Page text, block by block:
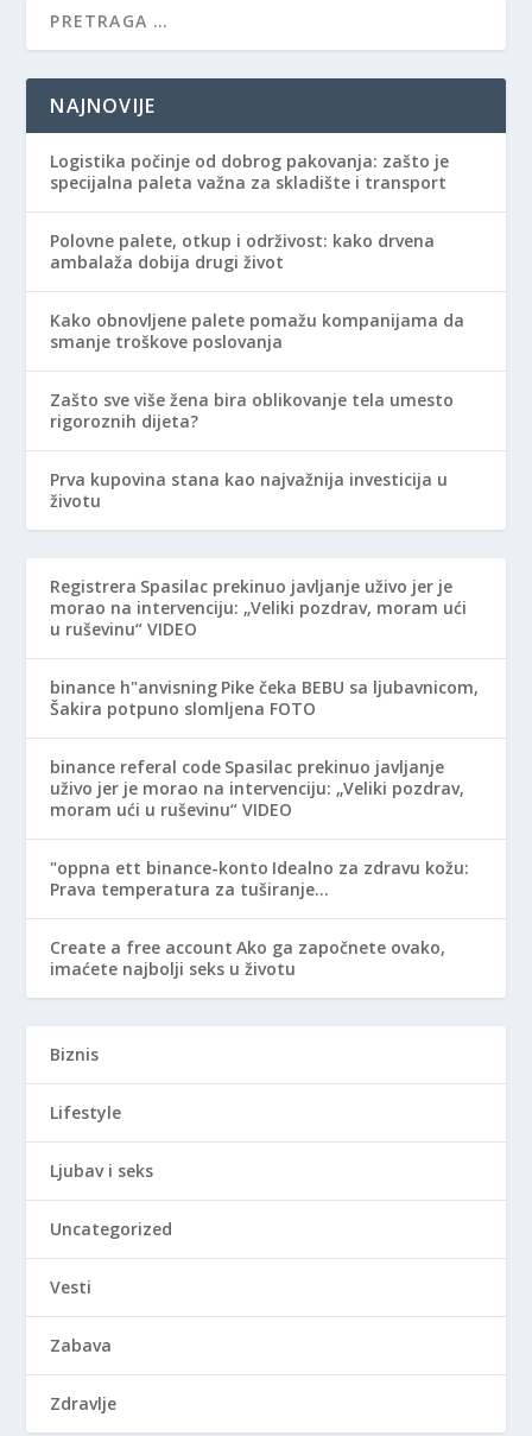
NAJNOVIJE
Logistika počinje od dobrog pakovanja: zašto je
specijalna paleta važna za skladište i transport
Polovne palete, otkup i održivost: kako drvena
ambalaža dobija drugi život
Kako obnovljene palete pomažu kompanijama da
smanje troškove poslovanja
Zašto sve više žena bira oblikovanje tela umesto
rigoroznih dijeta?
Prva kupovina stana kao najvažnija investicija u
životu
Registrera Spasilac prekinuo javljanje uživo jer je
morao na intervenciju: „Veliki pozdrav, moram ući
u ruševinu“ VIDEO
binance h"anvisning Pike čeka BEBU sa ljubavnicom,
Šakira potpuno slomljena FOTO
binance referal code Spasilac prekinuo javljanje
uživo jer je morao na intervenciju: „Veliki pozdrav,
moram ući u ruševinu“ VIDEO
"oppna ett binance-konto Idealno za zdravu kožu:
Prava temperatura za tuširanje…
Create a free account Ako ga započnete ovako,
imaćete najbolji seks u životu
Biznis
Lifestyle
Ljubav i seks
Uncategorized
Vesti
Zabava
Zdravlje